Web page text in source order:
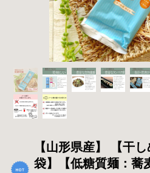
【山形県産】 【干
袋】【低糖質麺：蕎